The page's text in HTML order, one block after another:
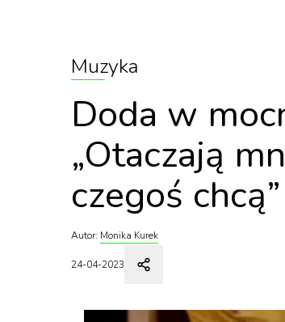
Muzyka
Doda w
„Otaczają
czegoś chcą”
Autor: Monika Kurek
24-04-2023